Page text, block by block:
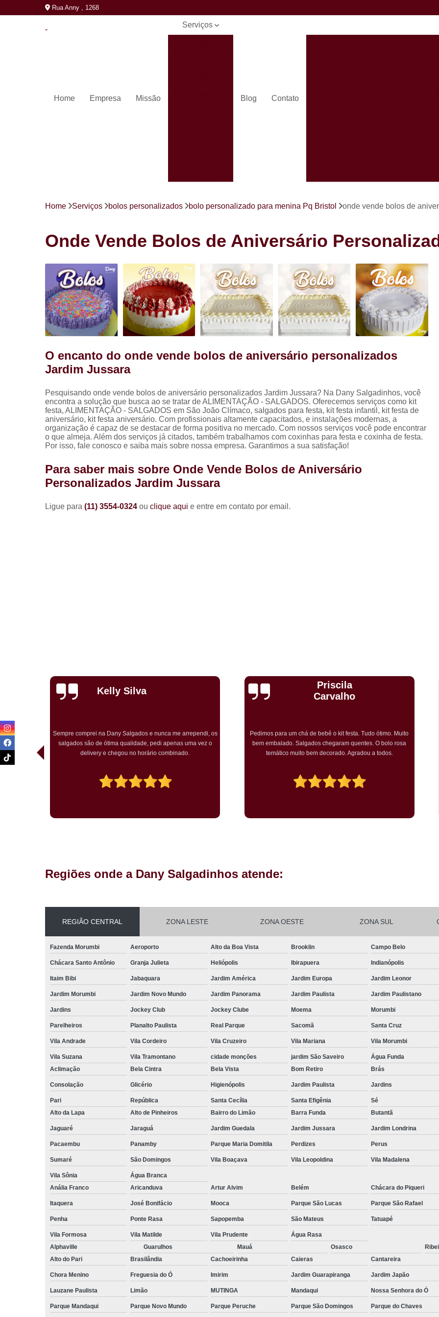
Rua Anny , 1268
Home Empresa Missão
Serviços
Mini pastéis
Salgados para
Blog Contato
Bolos
Cento de
Cento de
Cento de Salgado São João
Cento de
Cento de
Cento do Salgado para
Coxinha de Festa com
Coxinha de Frango para
Coxinha Festa Assada
Coxinha Frango de Festa
Coxinha para Festa de
Kit
Kit Festa de
Kit Festa de
Kit Festa de Aniversário
Kit Completo de Festa Pq Bristol
Kit Completo Festa Sacomã
Kit Festa
Kit Festa Infantil Completo
Mini Pastel de Festa Heliópolis
Salgadinhos de
Salgadinhos Festa Infantil Sacomã
Salgadinhos
Salgadinhos para
Salgadinhos
Salgadinhos
Salgadinhos Vegetarianos
Salgado para Festa
Salgado para Festa de
Salgado para Festa de
Salgado para Festa em
Salgado para Festa Frito
Home Serviços bolos personalizados bolo personalizado para menina Pq Bristol onde vende bolos de
Onde Vende Bolos de Aniversário
O encanto do onde vende bolos de aniversário personalizados
Jardim Jussara
Pesquisando onde vende bolos de aniversário personalizados Jardim Jussara? Na Dany Salgadinhos, você
encontra a solução que busca ao se tratar de ALIMENTAÇÃO - SALGADOS. Oferecemos serviços como kit
festa, ALIMENTAÇÃO - SALGADOS em São João Clímaco, salgados para festa, kit festa infantil, kit festa de
aniversário, kit festa aniversário. Com profissionais altamente capacitados, e instalações modernas, a
organização é capaz de se destacar de forma positiva no mercado. Com nossos serviços você pode encontrar
o que almeja. Além dos serviços já citados, também trabalhamos com coxinhas para festa e coxinha de festa.
Por isso, fale conosco e saiba mais sobre nossa empresa. Garantimos a sua satisfação!
Para saber mais sobre Onde Vende Bolos de Aniversário
Personalizados Jardim Jussara
Ligue para (11) 3554-0324 ou clique aqui e entre em contato por email.
os
o
Priscila
Carvalho
Pedimos para um chá de bebê o kit festa. Tudo ótimo. Muito
bem embalado. Salgados chegaram quentes. O bolo rosa
temático muito bem decorado. Agradou a todos.
Cristiane Dramali de
Oliveira
encomendei para o aniversário da minha mãe! Todos os
convidados gostaram muito! O preço também foi excelente e
tornarei a encomendar!
Regiões onde a Dany Salgadinhos atende:
REGIÃO CENTRAL ZONA LESTE ZONA OESTE ZONA SUL
Fazenda Morumbi Aeroporto Alto da Boa Vista Brooklin Campo Belo
Chácara Santo Antônio Granja Julieta Heliópolis Ibirapuera Indianópolis
Itaim Bibi Jabaquara Jardim América Jardim Europa Jardim Leonor
Jardim Morumbi Jardim Novo Mundo Jardim Panorama Jardim Paulista Jardim Paulistano
Jardins Jockey Club Jockey Clube Moema Morumbi
Parelheiros Planalto Paulista Real Parque Sacomã Santa Cruz
Vila Andrade Vila Cordeiro Vila Cruzeiro Vila Mariana Vila Morumbi
Vila Suzana Vila Tramontano cidade monções jardim São Saveiro
Água Funda
Aclimação
Bela Cintra Bela Vista Bom Retiro Brás
Consolação Glicério Higienópolis Jardim Paulista Jardins
Pari República Santa Cecília Santa Efigênia Sé
Alto da Lapa
Alto de Pinheiros Bairro do Limão Barra Funda Butantã
Jaguaré Jaraguá Jardim Guedala Jardim Jussara Jardim Londrina
Pacaembu Panamby Parque Maria Domitila Perdizes Perus
Sumaré São Domingos Vila Boaçava Vila Leopoldina Vila Madalena
Vila Sônia
Água Branca
Anália Franco
Aricanduva Artur Alvim Belém Chácara do Piqueri
Itaquera José Bonifácio Mooca Parque São Lucas Parque São Rafael
Penha Ponte Rasa Sapopemba São Mateus Tatuapé
Vila Formosa Vila Matilde Vila Prudente
Água Rasa
Alphaville
Guarulhos Mauá Osasco
Alto do Pari
Brasilândia Cachoeirinha Caieras Cantareira
Chora Menino Freguesia do Ó Imirim Jardim Guarapiranga Jardim Japão
Lauzane Paulista Limão MUTINGA Mandaqui Nossa Senhora do Ó
Parque Mandaqui Parque Novo Mundo Parque Peruche Parque São Domingos Parque do Chaves